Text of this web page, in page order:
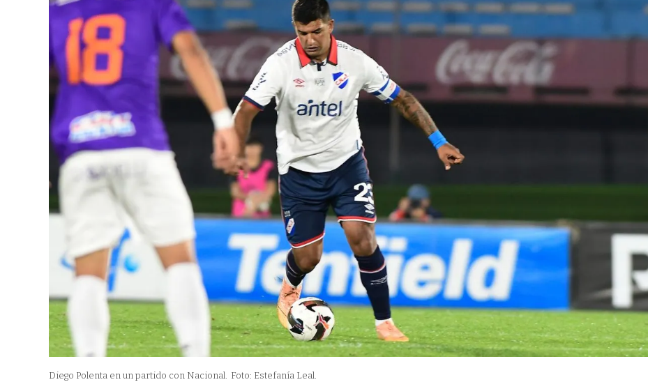
Diego Polenta en un partido con Nacional. Foto: Estefanía Leal.